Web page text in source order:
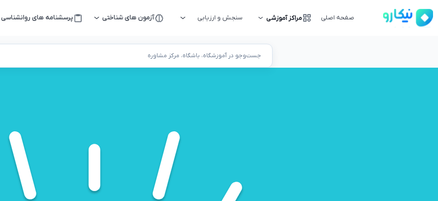
صفحه اصلی مراکز آموزشی سنجش و ارزیابی آزمون های شناختی پرسشنامه های روانشناسی
جست‌وجو در آموزشگاه، باشگاه، مرکز مشاوره